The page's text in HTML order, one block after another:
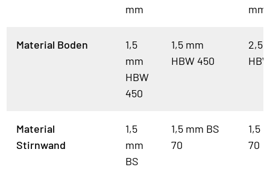
mm
mm
Material Boden
1,5
mm
HBW
450
1,5 mm
HBW 450
2,5
Material
Stirnwand
1,5
mm
BS
1,5 mm BS
70
1,5
70